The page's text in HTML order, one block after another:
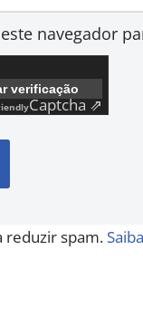
navegador
verificação
Captcha ⇗
reduzir spam.